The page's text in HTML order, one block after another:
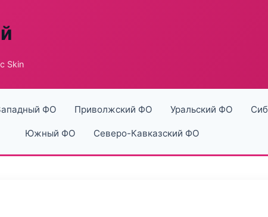
Skin
ФО Приволжский ФО Уральский ФО
Южный ФО Северо-Кавказский ФО